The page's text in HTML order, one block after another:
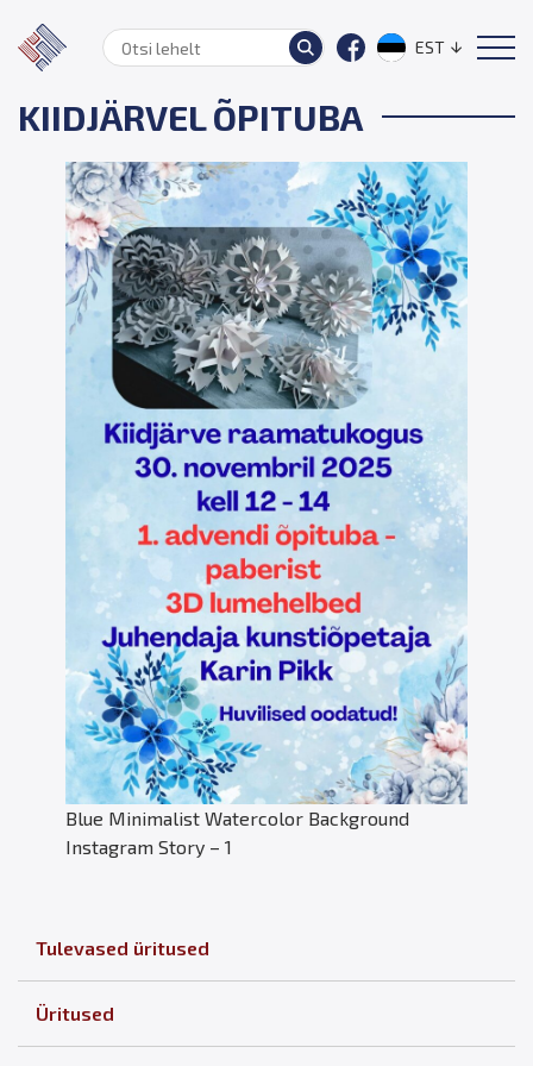
EST
Tulevased üritused
Üritused
KIIDJÄRVEL ÕPITUBA
Blue Minimalist Watercolor Background
Instagram Story – 1